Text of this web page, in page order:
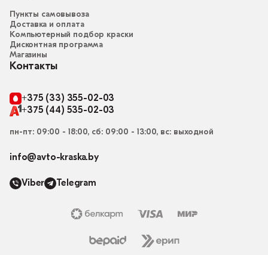
Пункты самовывоза
Доставка и оплата
Компьютерный подбор краски
Дисконтная программа
Магазины
Контакты
+375 (33) 355-02-03
+375 (44) 535-02-03
пн-пт: 09:00 - 18:00, сб: 09:00 - 13:00, вс: выходной
info@avto-kraska.by
Viber Telegram